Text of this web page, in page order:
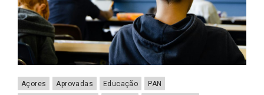
Açores Aprovadas Educação
PAN